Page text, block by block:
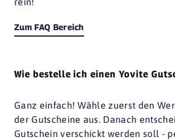
Zum FAQ Bereich
Wie bestelle ich einen Yovite
Ganz einfach! Wähle zuerst den
der Gutscheine aus. Danach
Gutschein verschickt werden soll -